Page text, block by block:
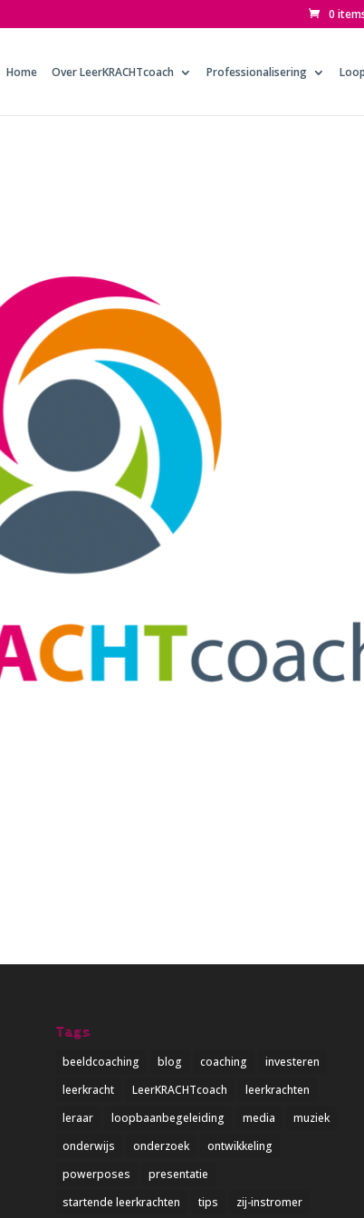
0
Home Over LeerKRACHTcoach Professionalisering
Tags
beeldcoaching blog coaching
investeren
leerkracht
LeerKRACHTcoach
leerkrachten
leraar
loopbaanbegeleiding media
muziek
onderwijs
onderzoek
ontwikkeling
powerposes
presentatie
startende leerkrachten
tips zij-instromer